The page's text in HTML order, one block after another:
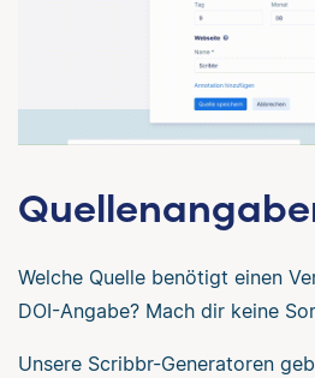
Welche Quelle benötigt einen
DOI-Angabe? Mach dir keine
Unsere Scribbr-Generatoren